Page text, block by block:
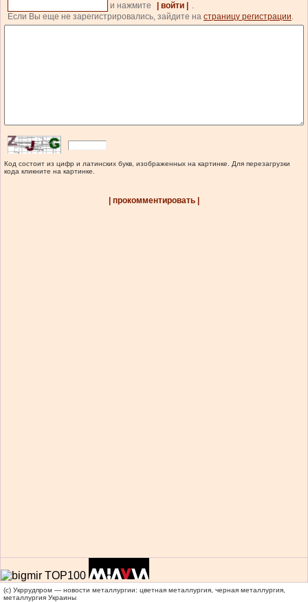
и нажмите
| войти |
.
Если Вы еще не зарегистрировались, зайдите на страницу регистрации.
Код состоит из цифр и латинских букв, изображенных на картинке. Для перезагрузки
кода кликните на картинке.
| прокомментировать |
(c) Укррудпром — новости металлургии: цветная металлургия, черная металлургия,
металлургия Украины